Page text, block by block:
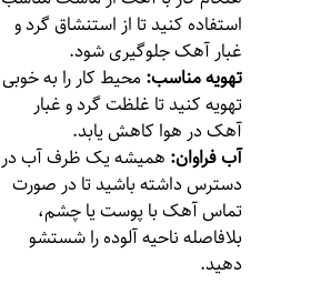
استفاده کنید تا از استنشاق گرد و
غبار آهک جلوگیری شود.
تهویه مناسب: محیط کار را به خوبی
تهویه کنید تا غلظت گرد و غبار
آهک در هوا کاهش یابد.
آب فراوان: همیشه یک ظرف آب در
دسترس داشته باشید تا در صورت
تماس آهک با پوست یا چشم،
بلافاصله ناحیه آلوده را شستشو
دهید.